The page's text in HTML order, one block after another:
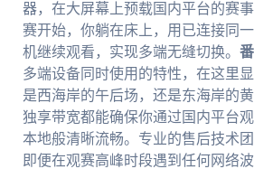
器，在大屏幕上预载国内平台的赛
赛开始，你躺在床上，用已连接同
机继续观看，实现多端无缝切换。
多端设备同时使用的特性，在这里
是西海岸的午后场，还是东海岸的
独享带宽都能确保你通过国内平台
本地般清晰流畅。专业的售后技术团
即便在观赛高峰时段遇到任何网络